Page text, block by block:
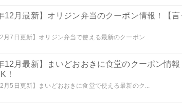
12月最新】オリジン弁当のクーポン情報！【
月7日更新】オリジン弁当で使える最新のクーポン...
12月最新】まいどおおきに食堂のクーポン情
！
月5日更新】まいどおおきに食堂で使える最新のク...